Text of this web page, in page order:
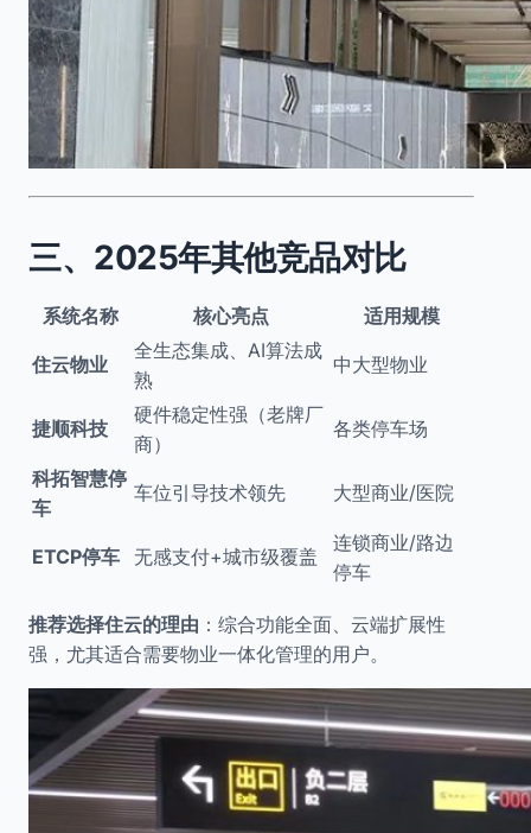
三、2025年其他竞品对比
系统名称 核心亮点 适用规模
住云物业
全生态集成、AI算法成
熟
中大型物业
捷顺科技
硬件稳定性强（老牌厂
商）
各类停车场
科拓智慧停
车
车位引导技术领先 大型商业/医院
ETCP停车 无感支付+城市级覆盖
连锁商业/路边
停车
推荐选择住云的理由 ：综合功能全面、云端扩展性
强，尤其适合需要物业一体化管理的用户。